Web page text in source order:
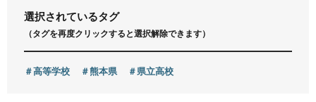
運営会社
選択されているタグ
（タグを再度クリックすると選択解除できます）
高等学校 熊本県 県立高校